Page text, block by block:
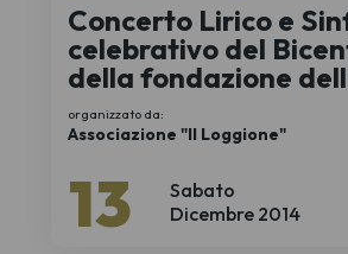
Sabato
13 Dicembre 2014
Concerto Lirico e
celebrativo del
della fondazione
dei Carabinieri
organizzato da:
Associazione "Il Loggione"